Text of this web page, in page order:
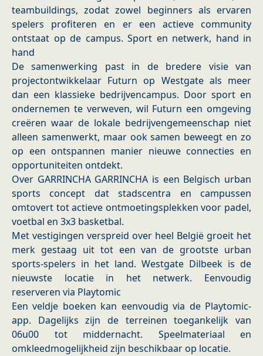
teambuildings, zodat zowel beginners als ervaren
spelers profiteren en er een actieve community
ontstaat op de campus. Sport en netwerk, hand in
hand
De samenwerking past in de bredere visie van
projectontwikkelaar Futurn op Westgate als meer
dan een klassieke bedrijvencampus. Door sport en
ondernemen te verweven, wil Futurn een omgeving
creëren waar de lokale bedrijvengemeenschap niet
alleen samenwerkt, maar ook samen beweegt en zo
op een ontspannen manier nieuwe connecties en
opportuniteiten ontdekt.
Over GARRINCHA GARRINCHA is een Belgisch urban
sports concept dat stadscentra en campussen
omtovert tot actieve ontmoetingsplekken voor padel,
voetbal en 3x3 basketbal.
Met vestigingen verspreid over heel België groeit het
merk gestaag uit tot een van de grootste urban
sports-spelers in het land. Westgate Dilbeek is de
nieuwste locatie in het netwerk. Eenvoudig
reserveren via Playtomic
Een veldje boeken kan eenvoudig via de Playtomic-
app. Dagelijks zijn de terreinen toegankelijk van
06u00 tot middernacht. Speelmateriaal en
omkleedmogelijkheid zijn beschikbaar op locatie.